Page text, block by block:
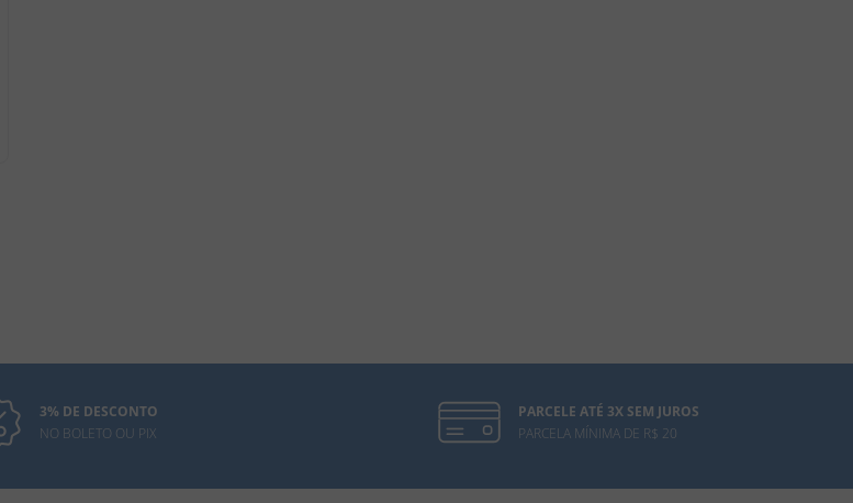
3% DE DESCONTO
NO BOLETO OU PIX
PARCELE ATÉ 3X SEM JUROS
PARCELA MÍNIMA DE R$ 20